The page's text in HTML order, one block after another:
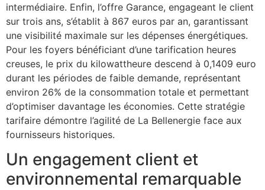
intermédiaire. Enfin, l’offre Garance, engageant le client
sur trois ans, s’établit à 867 euros par an, garantissant
une visibilité maximale sur les dépenses énergétiques.
Pour les foyers bénéficiant d’une tarification heures
creuses, le prix du kilowattheure descend à 0,1409 euro
durant les périodes de faible demande, représentant
environ 26% de la consommation totale et permettant
d’optimiser davantage les économies. Cette stratégie
tarifaire démontre l’agilité de La Bellenergie face aux
fournisseurs historiques.
Un engagement client et
environnemental remarquable